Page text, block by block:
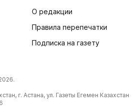
О редакции
Правила перепечатки
Подписка на газету
г. Астана, ул. Газеты Егемен Казахстан